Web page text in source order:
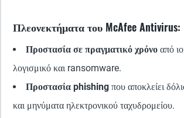
Πλεονεκτήματα του McAfee Antivirus:
Προστασία σε πραγματικό χρόνο από
λογισμικό και ransomware.
Προστασία phishing που αποκλείει
και μηνύματα ηλεκτρονικού ταχυδρομείου.